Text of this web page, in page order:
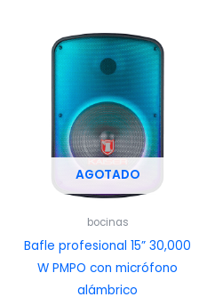
AGOTADO
bocinas
Bafle profesional 15” 30,000
W PMPO con micrófono
alámbrico